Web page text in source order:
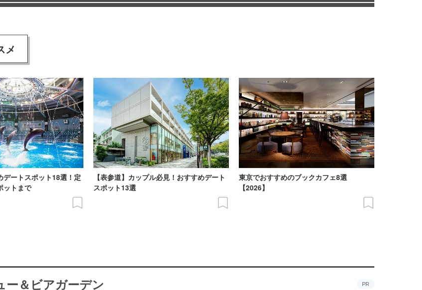
メ
デートスポット18選！定
ットまで
【表参道】カップル必見！おすすめデート
スポット13選
東京でおすすめのブックカフェ8選
【2026】
ー＆ビアガーデン PR